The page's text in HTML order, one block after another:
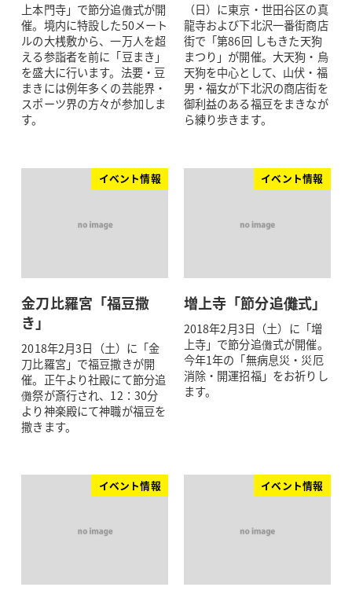
上本門寺」で節分追儺式が開
催。境内に特設した50メート
ルの大桟敷から、一万人を超
える参詣者を前に「豆まき」
を盛大に行います。法要・豆
まきには例年多くの芸能界・
スポーツ界の方々が参加しま
す。
（日）に東京・世田谷区の真
龍寺および下北沢一番街商店
街で「第86回 しもきた天狗
まつり」が開催。大天狗・烏
天狗を中心として、山伏・福
男・福女が下北沢の商店街を
御利益のある福豆をまきなが
ら練り歩きます。
イベント情報
金刀比羅宮「福豆撒
き」
2018年2月3日（土）に「金
刀比羅宮」で福豆撒きが開
催。正午より社殿にて節分追
儺祭が斎行され、12：30分
より神楽殿にて神職が福豆を
撒きます。
イベント情報
増上寺「節分追儺式」
2018年2月3日（土）に「増
上寺」で節分追儺式が開催。
今年1年の「無病息災・災厄
消除・開運招福」をお祈りし
ます。
イベント情報 イベント情報